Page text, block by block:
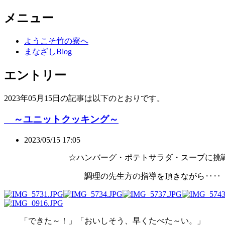
メニュー
ようこそ竹の寮へ
まなざしBlog
エントリー
2023年05月15日の記事は以下のとおりです。
～ユニットクッキング～
2023/05/15 17:05
☆ハンバーグ・ポテトサラダ・スープに挑
調理の先生方の指導を頂きながら‥‥
「できた～！」「おいしそう、早くたべた～い。」